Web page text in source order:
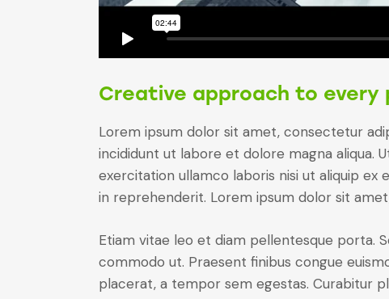
Creative approach to every
Lorem ipsum dolor sit amet, consectetur
incididunt ut labore et dolore magna aliqua.
exercitation ullamco laboris nisi ut aliquip ex
in reprehenderit. Lorem ipsum dolor sit
Etiam vitae leo et diam pellentesque porta.
commodo ut. Praesent finibus congue
placerat, a tempor sem egestas. Curabitur